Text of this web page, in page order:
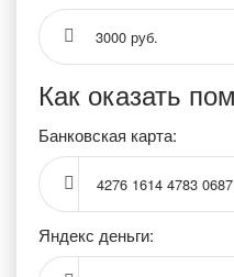
3000 руб.
Как оказать
Банковская карта:
4276 1614 4783 0687
Яндекс деньги: